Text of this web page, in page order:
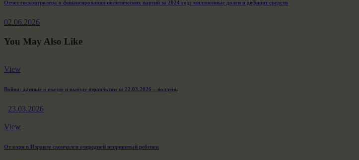
Next
Отчет госконтролера о финансировании политических партий за 2024 год: миллионные долги и дефицит средств
02.06.2026
You May Also Like
View
Война: данные о въезде и выезде израильтян за 22.03.2026 – полдень
23.03.2026
View
От кори в Израиле скончался очередной непривитый ребенок